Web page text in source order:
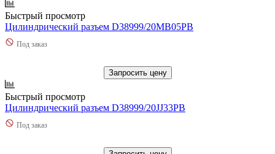
Быстрый просмотр
Цилиндрический разъем D38999/20MB05PB
Под заказ
Запросить цену
Быстрый просмотр
Цилиндрический разъем D38999/20JJ33PB
Под заказ